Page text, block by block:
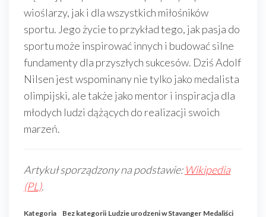
wioślarzy, jak i dla wszystkich miłośników
sportu. Jego życie to przykład tego, jak pasja do
sportu może inspirować innych i budować silne
fundamenty dla przyszłych sukcesów. Dziś Adolf
Nilsen jest wspominany nie tylko jako medalista
olimpijski, ale także jako mentor i inspiracja dla
młodych ludzi dążących do realizacji swoich
marzeń.
Artykuł sporządzony na podstawie: Wikipedia
(PL).
Kategoria Bez kategorii Ludzie urodzeni w Stavanger Medaliści